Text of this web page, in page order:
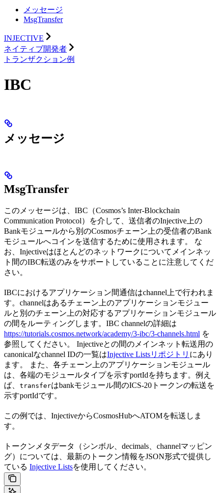
メッセージ
MsgTransfer
INJECTIVE
ネイティブ開発者
トランザクション例
IBC
メッセージ
MsgTransfer
このメッセージは、IBC（Cosmos’s Inter-Blockchain
Communication Protocol）を介して、送信者のInjective上の
Bankモジュールから別のCosmosチェーン上の受信者のBank
モジュールへコインを送信するために使用されます。 な
お、Injectiveはほとんどのネットワークについてメインネッ
ト間のIBC転送のみをサポートしていることに注意してくだ
さい。
IBCにおけるアプリケーション間通信はchannel上で行われま
す。channelはあるチェーン上のアプリケーションモジュー
ルと別のチェーン上の対応するアプリケーションモジュール
の間をルーティングします。IBC channelの詳細は
https://tutorials.cosmos.network/academy/3-ibc/3-channels.html を
参照してください。 Injectiveとの間のメインネット転送用の
canonicalなchannel IDの一覧はInjective Listsリポジトリ にあり
ます。 また、各チェーン上のアプリケーションモジュール
は、各端のモジュールタイプを示すportIdを持ちます。例え
ば、 transferはbankモジュール間のICS-20トークンの転送を
示すportIdです。
この例では、InjectiveからCosmosHubへATOMを転送しま
す。
トークンメタデータ（シンボル、decimals、channelマッピン
グ）については、最新のトークン情報をJSON形式で提供し
ている Injective Listsを使用してください。